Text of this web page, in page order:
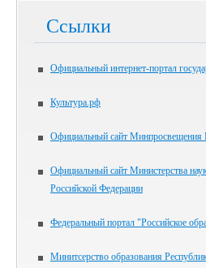
Ссылки
Официальный интернет-портал
Культура.рф
Официальный сайт Минпросвещения
Официальный сайт Министерства
Российской Федерации
Федеральный портал "Российское
Минитсерство образования